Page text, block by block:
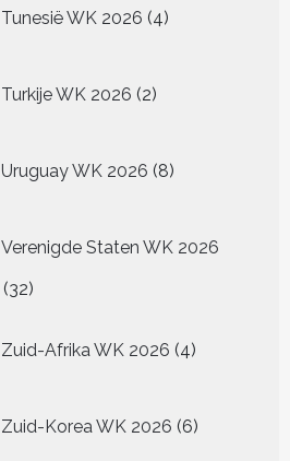
Tunesië WK 2026 4
producten
Turkije WK 2026 2
producten
Uruguay WK 2026 8
producten
Verenigde Staten WK 2026
3232
Zuid-Afrika WK 2026 4
producten
Zuid-Korea WK 2026 6
producten